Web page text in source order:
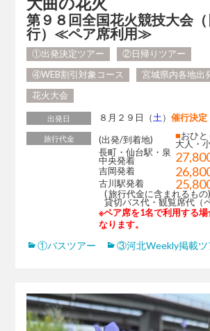
第９８回全国花火競技大会
行）≪ペア席利用≫
①出発決定ツアー
②日帰りツアー
④WEB割引対象コース
宮城県内各地出
花火大会
出発日 ８月２９日（ 土 ）催行決定
旅行代金 (出発/到着地) ■おひ
大人・
長町・仙台駅・泉
中央発着
吉岡発着
古川駅発着
( 旅行代金に含まれるもの)
貸切バス代・観覧席代（
※ペア席を1名で利用する
なります。
①バスツアー ③河北Weekly掲載ツ